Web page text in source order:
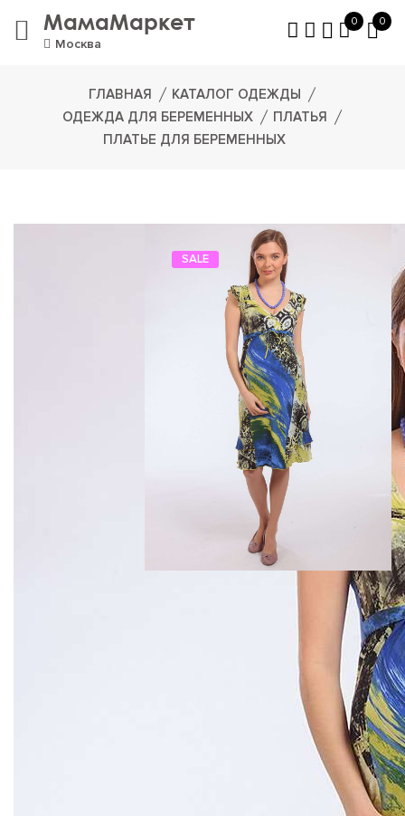
МамаМаркет
Москва
0 0
ГЛАВНАЯ
КАТАЛОГ ОДЕЖДЫ
ОДЕЖДА ДЛЯ БЕРЕМЕННЫХ
ПЛАТЬЯ
ПЛАТЬЕ ДЛЯ БЕРЕМЕННЫХ
SALE